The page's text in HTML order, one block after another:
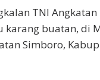
TNI
karang buatan, di
Simboro,